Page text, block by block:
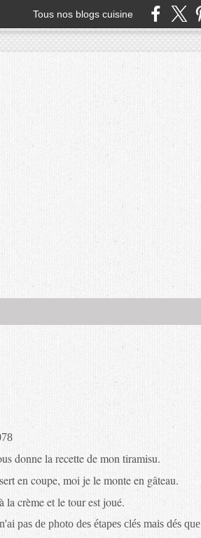
Tous nos blogs cuisine
donne la recette de mon tiramisu.
en coupe, moi je le monte en gâteau.
la crème et le tour est joué.
pas de photo des étapes clés mais dés que